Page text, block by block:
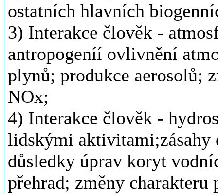
ostatních hlavních
3) Interakce člověk -
antropogeníí ovlivnění
plynů; produkce aerosolů;
NOx;
4) Interakce člověk -
lidskými aktivitami;zásahy
důsledky úprav koryt
přehrad; změny